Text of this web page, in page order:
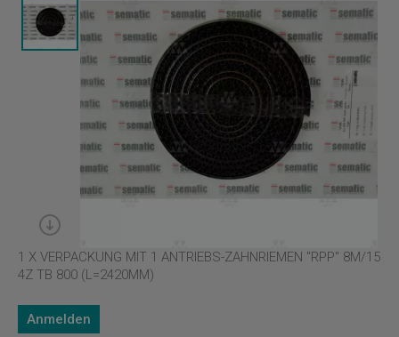
1 X VERPACKUNG MIT 1 ANTRIEBS-ZAHNRIEMEN "RPP" 8M/15
4Z TB 800 (L=2420MM)
Anmelden